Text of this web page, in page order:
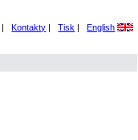
| Kontakty | Tisk | English